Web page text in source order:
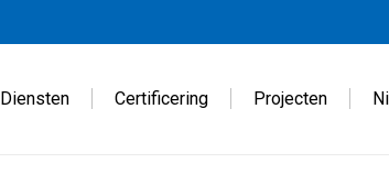
Diensten Certificering Projecten